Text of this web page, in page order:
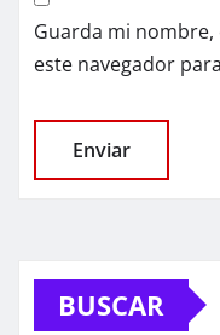
Guarda mi
este navegador
BUSCAR